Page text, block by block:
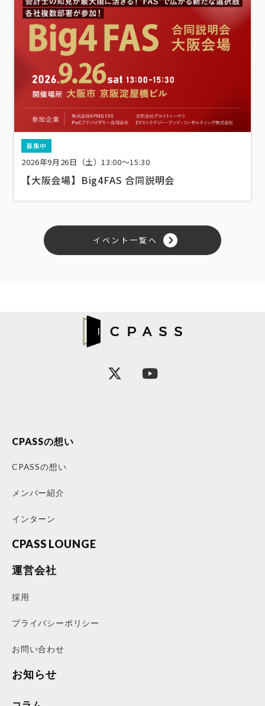
募集中
2026年9月26日（土）13:00〜15:30
【大阪会場】Big4FAS 合同説明会
イベント一覧へ
CPASSの想い
CPASSの想い
メンバー紹介
インターン
CPASS LOUNGE
運営会社
採用
プライバシーポリシー
お問い合わせ
お知らせ